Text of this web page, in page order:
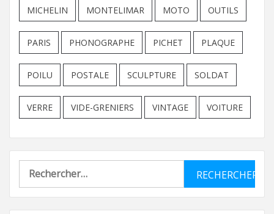
MICHELIN MONTELIMAR MOTO OUTILS
PARIS PHONOGRAPHE PICHET PLAQUE
POILU POSTALE SCULPTURE SOLDAT
VERRE VIDE-GRENIERS VINTAGE VOITURE
Rechercher :